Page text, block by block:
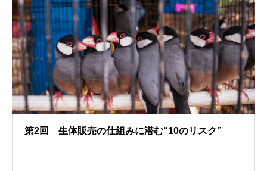
第2回 生体販売の仕組みに潜む“10のリスク”